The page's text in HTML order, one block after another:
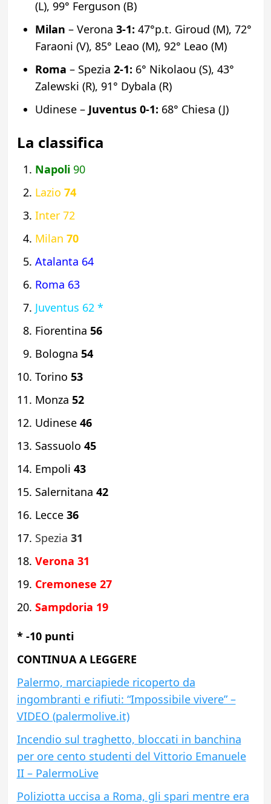
(L), 99° Ferguson (B)
Milan – Verona 3-1: 47°p.t. Giroud (M), 72°
Faraoni (V), 85° Leao (M), 92° Leao (M)
Roma – Spezia 2-1: 6° Nikolaou (S), 43°
Zalewski (R), 91° Dybala (R)
Udinese –Juventus 0-1: 68° Chiesa (J)
La classifica
Napoli90
Lazio 74
Inter 72
Milan 70
Atalanta 64
Roma 63
Juventus 62 *
Fiorentina 56
Bologna 54
Torino 53
Monza 52
Udinese 46
Sassuolo 45
Empoli 43
Salernitana 42
Lecce 36
Spezia 31
Verona 31
Cremonese 27
Sampdoria 19
* -10 punti
CONTINUA A LEGGERE
Palermo, marciapiede ricoperto da
ingombranti e rifiuti: “Impossibile vivere” –
VIDEO (palermolive.it)
Incendio sul traghetto, bloccati in banchina
per ore cento studenti del Vittorio Emanuele
II – PalermoLive
Poliziotta uccisa a Roma, gli spari mentre era